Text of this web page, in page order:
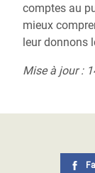
comptes au
mieux
leur donnons
Mise à jour :